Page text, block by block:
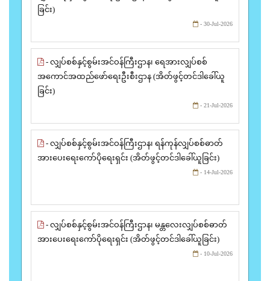
ခြင်း)
- 30-Jul-2026
- လျှပ်စစ်နှင့်စွမ်းအင်ဝန်ကြီးဌာန၊ ရေအားလျှပ်စစ်
အကောင်အထည်ဖော်ရေးဦးစီးဌာန (အိတ်ဖွင့်တင်ဒါခေါ်ယူ
ခြင်း)
- 21-Jul-2026
- လျှပ်စစ်နှင့်စွမ်းအင်ဝန်ကြီးဌာန၊ ရန်ကုန်လျှပ်စစ်ဓာတ်
အားပေးရေးကော်ပိုရေးရှင်း (အိတ်ဖွင့်တင်ဒါခေါ်ယူခြင်း)
- 14-Jul-2026
- လျှပ်စစ်နှင့်စွမ်းအင်ဝန်ကြီးဌာန၊ မန္တလေးလျှပ်စစ်ဓာတ်
အားပေးရေးကော်ပိုရေးရှင်း (အိတ်ဖွင့်တင်ဒါခေါ်ယူခြင်း)
- 10-Jul-2026